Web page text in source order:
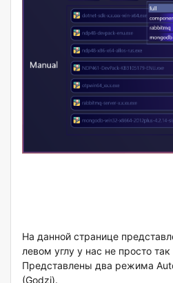
На данной странице
левом углу у нас не просто
Представлены два режима
(Godzi).